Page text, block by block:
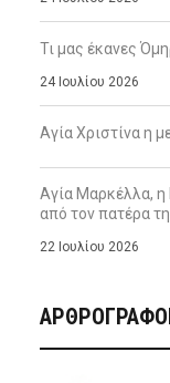
Τι μας έκανες
24 Ιουλίου 2026
Αγία Χριστίνα η
Αγία Μαρκέλλα, η
από τον πατέρα
22 Ιουλίου 2026